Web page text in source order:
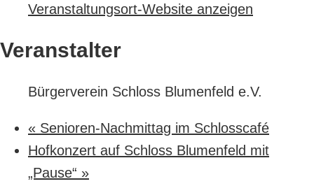
Veranstaltungsort-Website anzeigen
Veranstalter
Bürgerverein Schloss Blumenfeld e.V.
« Senioren-Nachmittag im Schlosscafé
Hofkonzert auf Schloss Blumenfeld mit
„Pause“ »